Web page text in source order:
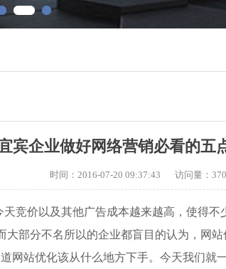
1
宾企业做好网络营销必看的五
时间：2016-07-20 09:37:43 访问量： 370
天竞价以及其他广告成本越来越高，使得
大部分不名所以的企业都盲目的认为，网
网站优化该从什么地方下手。今天我们就